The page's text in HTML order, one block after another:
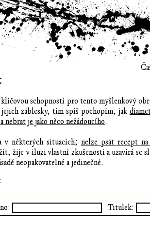
schopností pro tento myšlenkový
záblesky, tím spíš pochopím, jak
nebrat je jako něco nežádoucího.
v některých situacích; nelze psát recept
žije v iluzi vlastní zkušenosti a uzavírá se
neopakovatelné a jedinečné.
Titulek: